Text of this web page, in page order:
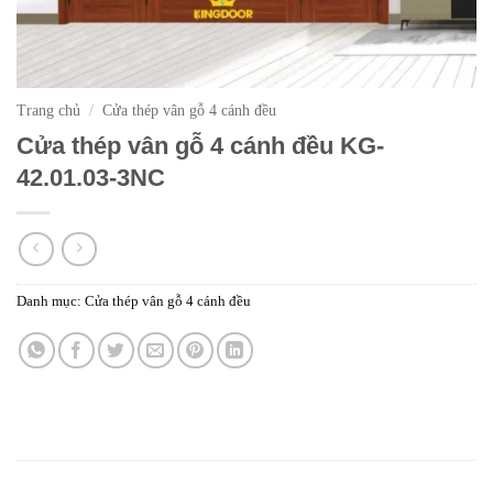
Trang chủ / Cửa thép vân gỗ 4 cánh đều
Cửa thép vân gỗ 4 cánh đều KG-
42.01.03-3NC
Danh mục: Cửa thép vân gỗ 4 cánh đều